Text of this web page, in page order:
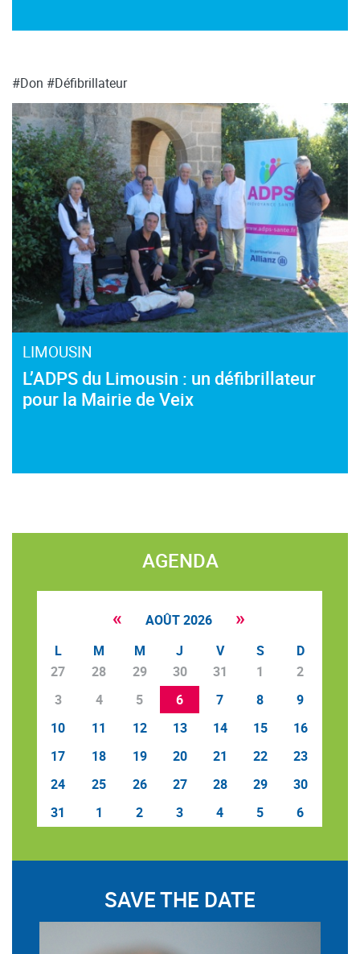
#Don #Défibrillateur
LIMOUSIN
L’ADPS du Limousin : un défibrillateur
pour la Mairie de Veix
AGENDA
« AOÛT 2026 »
L M M J V S
D
27
28 29 30 31 1
2
3
4 5 6 7 8
9
10
11 12 13 14 15
16
17
18 19 20 21 22
23
24
25 26 27 28 29
30
31
1 2 3 4 5 6
SAVE THE DATE